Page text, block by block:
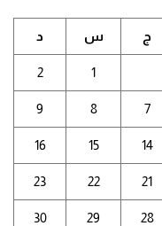
ج س د
1
2
7
8
9
14
15
16
21
22
23
28
29
30